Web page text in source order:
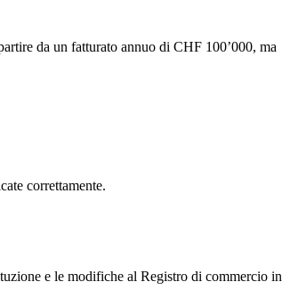
da un fatturato annuo di CHF 100’000, ma
correttamente.
e le modifiche al Registro di commercio in